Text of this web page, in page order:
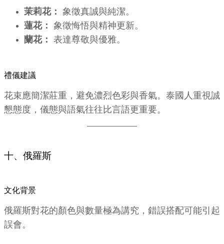
茉莉花：
象徵真誠與純潔。
蓮花：
象徵悔悟與精神更新。
蘭花：
表達尊敬與優雅。
禮儀建議
花束應簡潔莊重，避免濃烈色彩與香氣。泰國人重視誠
懇態度，儀態與語氣往往比言語更重要。
十、俄羅斯
文化背景
俄羅斯對花的顏色與數量極為講究，錯誤搭配可能引起
誤會。